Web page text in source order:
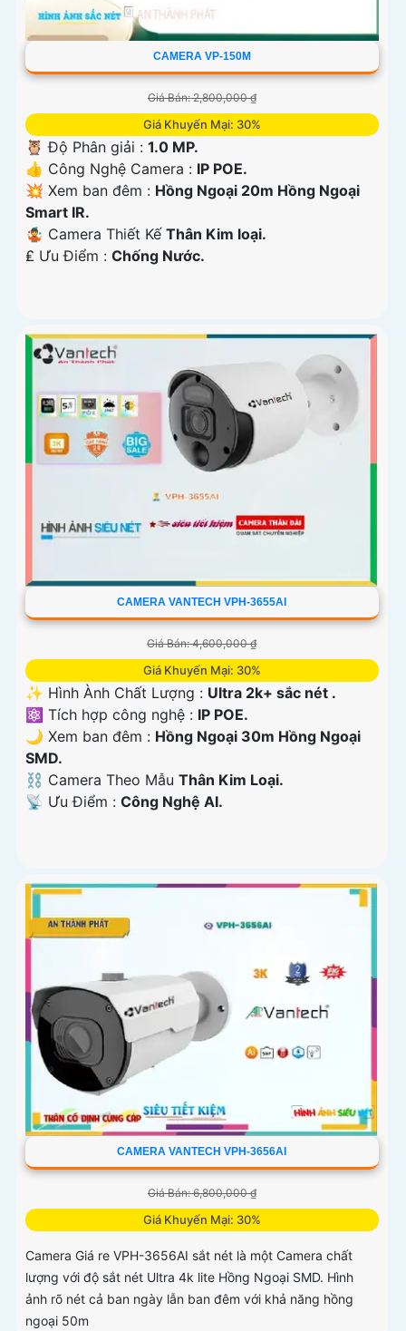
CAMERA VP-150M
Giá Bán: 2,800,000 ₫
Giá Khuyến Mại: 30%
🦉 Độ Phân giải : 1.0 MP.
👍 Công Nghệ Camera : IP POE.
💥 Xem ban đêm : Hồng Ngoại 20m Hồng Ngoại
Smart IR.
🤹 Camera Thiết Kế Thân Kim loại.
️₤ Ưu Điểm : Chống Nước.
CAMERA VANTECH VPH-3655AI
Giá Bán: 4,600,000 ₫
Giá Khuyến Mại: 30%
✨ Hình Ành Chất Lượng : Ultra 2k+ sắc nét .
⚛️ Tích hợp công nghệ : IP POE.
🌙 Xem ban đêm : Hồng Ngoại 30m Hồng Ngoại
SMD.
⛓ Camera Theo Mẫu Thân Kim Loại.
️📡 Ưu Điểm : Công Nghệ AI.
CAMERA VANTECH VPH-3656AI
Giá Bán: 6,800,000 ₫
Giá Khuyến Mại: 30%
Camera Giá re VPH-3656AI sắt nét là một Camera chất
lượng với độ sắt nét Ultra 4k lite Hồng Ngoại SMD. Hình
ảnh rõ nét cả ban ngày lẫn ban đêm với khả năng hồng
ngoại 50m